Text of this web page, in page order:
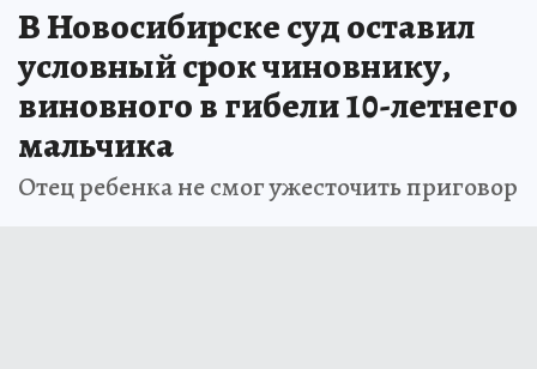
В Новосибирске суд оставил
условный срок чиновнику,
виновного в гибели 10-летнего
мальчика
Отец ребенка не смог ужесточить приговор